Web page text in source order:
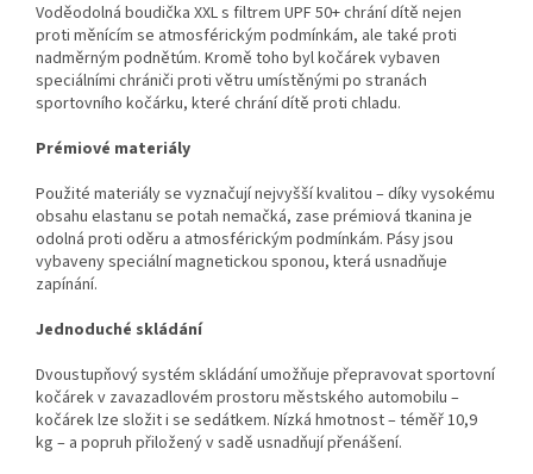
Voděodolná boudička XXL s filtrem UPF 50+ chrání dítě nejen
proti měnícím se atmosférickým podmínkám, ale také proti
nadměrným podnětúm. Kromě toho byl kočárek vybaven
speciálními chrániči proti větru umístěnými po stranách
sportovního kočárku, které chrání dítě proti chladu.
Prémiové materiály
Použité materiály se vyznačují nejvyšší kvalitou – díky vysokému
obsahu elastanu se potah nemačká, zase prémiová tkanina je
odolná proti oděru a atmosférickým podmínkám. Pásy jsou
vybaveny speciální magnetickou sponou, která usnadňuje
zapínání.
Jednoduché skládání
Dvoustupňový systém skládání umožňuje přepravovat sportovní
kočárek v zavazadlovém prostoru městského automobilu –
kočárek lze složit i se sedátkem. Nízká hmotnost – téměř 10,9
kg – a popruh přiložený v sadě usnadňují přenášení.